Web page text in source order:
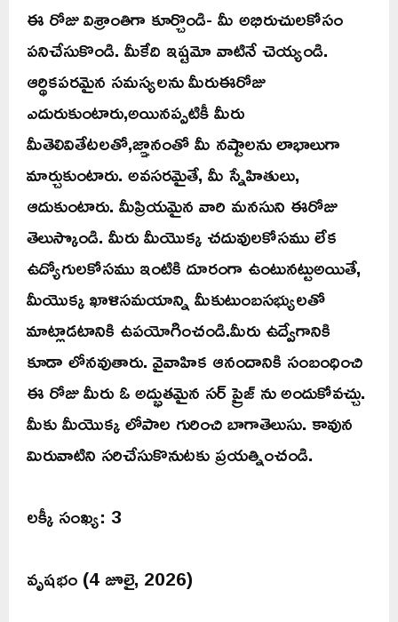
ఈ రోజు విశ్రాంతిగా కూర్చొండి- మీ అభిరుచులకోసం
పనిచేసుకొండి. మీకేది ఇష్టమో వాటినే చెయ్యండి.
ఆర్థికపరమైన సమస్యలను మీరుఈరోజు
ఎదురుకుంటారు,అయినప్పటికీ మీరు
మీతెలివితేటలతో,జ్ఞానంతో మీ నష్టాలను లాభాలుగా
మార్చుకుంటారు. అవసరమైతే, మీ స్నేహితులు,
ఆదుకుంటారు. మీప్రియమైన వారి మనసుని ఈరోజు
తెలుస్కొండి. మీరు మీయొక్క చదువులకోసము లేక
ఉద్యోగులకోసము ఇంటికి దూరంగా ఉంటునట్టుఅయితే,
మీయొక్క ఖాళిసమయాన్ని మీకుటుంబసభ్యులతో
మాట్లాడటానికి ఉపయోగించండి.మీరు ఉద్వేగానికి
కూడా లోనవుతారు. వైవాహిక ఆనందానికి సంబంధించి
ఈ రోజు మీరు ఓ అద్భుతమైన సర్ ప్రైజ్ ను అందుకోవచ్చు.
మీకు మీయొక్క లోపాల గురించి బాగాతెలుసు. కావున
మిరువాటిని సరిచేసుకొనుటకు ప్రయత్నించండి.
లక్కీ సంఖ్య: 3
వృషభం (4 జూలై, 2026)